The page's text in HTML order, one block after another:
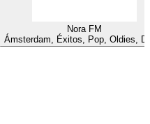
Nora FM
Ámsterdam, Éxitos, Pop, Oldies,